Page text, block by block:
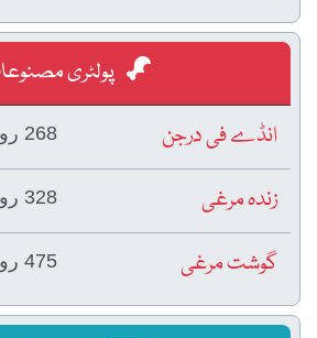
پولٹری
انڈے فی درجن
268 روپے
زندہ مرغی 328 روپے
گوشت مرغی 475 روپے